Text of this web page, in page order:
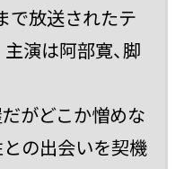
で放送されたテ
主演は阿部寛、脚
がどこか憎めな
の出会いを契機